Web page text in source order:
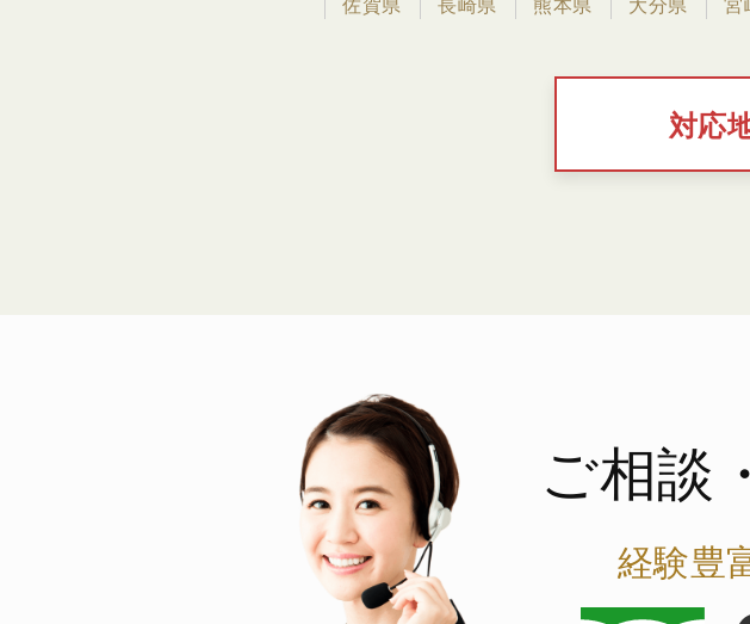
佐賀県 長崎県 熊本県 大分県 宮
対応
ご相談
経験豊